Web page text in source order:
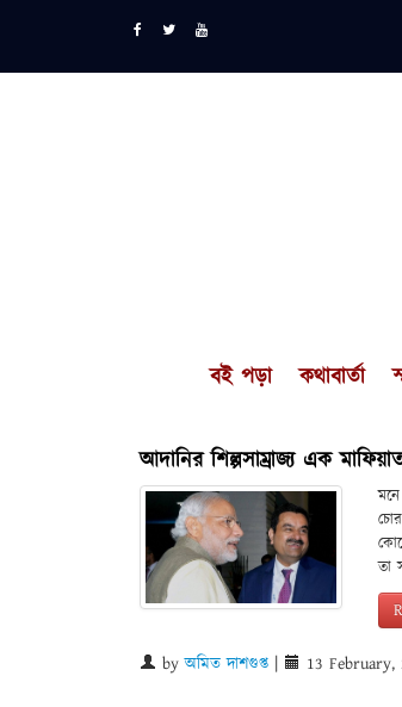
বই পড়া কথাবার্তা
আদানির শিল্পসাম্রাজ্য এক
তা
byঅমিত দাশগুপ্ত 13 February,